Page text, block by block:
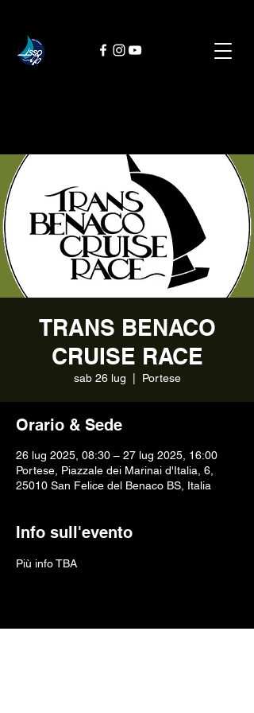
TRANS BENACO
CRUISE RACE
sab 26 lug Portese
Orario & Sede
26 lug 2025, 08:30 – 27 lug 2025, 16:00
Portese, Piazzale dei Marinai d'Italia, 6,
25010 San Felice del Benaco BS, Italia
Info sull'evento
Più info TBA